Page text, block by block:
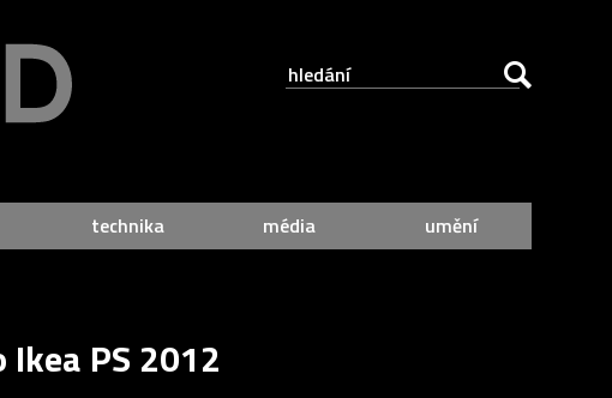
technika média umění
PS 2012